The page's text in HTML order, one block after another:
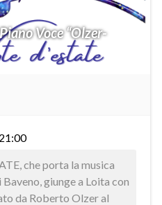
Voce “Olzer-
che porta la musica
giunge a Loita con
da Roberto Olzer al